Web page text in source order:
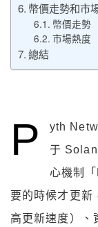
幣價走勢和市
幣價走勢
市場熱度
總結
P
yth
于
心機制
要的時候才更新
高更新速度）、